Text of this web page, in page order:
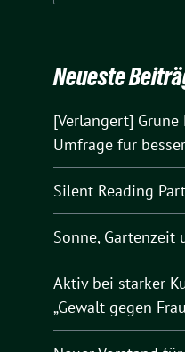
Neueste
[Verlängert]
Umfrage für
Silent Reading
Sonne, Gartenzeit
Aktiv bei starker
„Gewalt gegen